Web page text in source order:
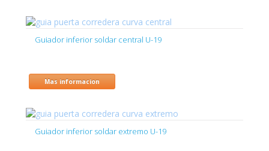
Guiador inferior soldar central U-19
Mas informacion
Guiador inferior soldar extremo U-19